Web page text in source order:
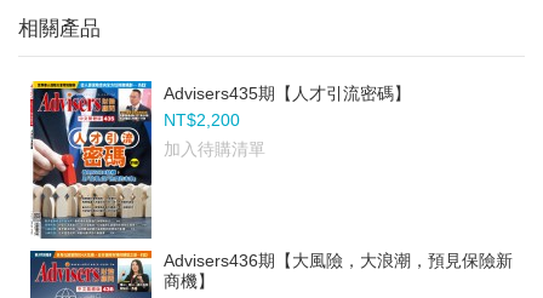
相關產品
Advisers435期【人才引流密碼】
NT$2,200
加入待購清單
Advisers436期【大風險，大浪潮，預見保險新
商機】